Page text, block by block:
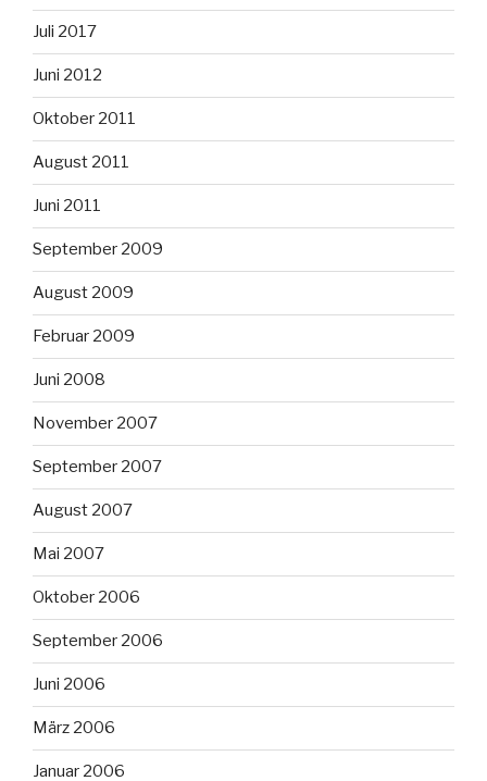
Juli 2017
Juni 2012
Oktober 2011
August 2011
Juni 2011
September 2009
August 2009
Februar 2009
Juni 2008
November 2007
September 2007
August 2007
Mai 2007
Oktober 2006
September 2006
Juni 2006
März 2006
Januar 2006